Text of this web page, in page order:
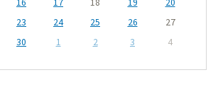
16 17 18 19
20
23 24 25 26
27
30 1 2 3 4